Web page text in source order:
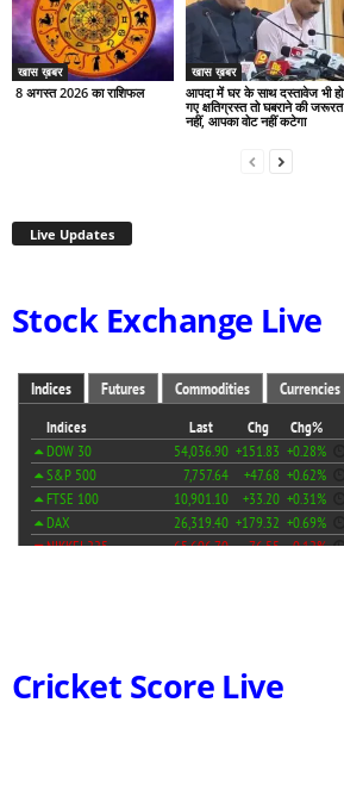
खास ख़बर
8 अगस्त 2026 का राशिफल
खास ख़बर
आपदा में घर के साथ दस्तावेज भी हो
गए क्षतिग्रस्त तो घबराने की जरूरत
नहीं, आपका वोट नहीं कटेगा
Live Updates
Stock Exchange Live
Cricket Score Live